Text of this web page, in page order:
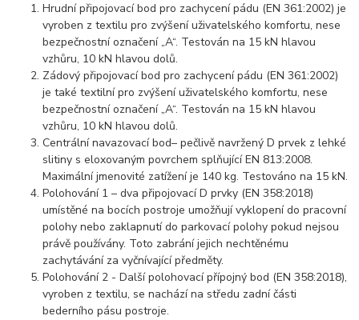
Hrudní připojovací bod pro zachycení pádu (EN 361:2002) je
vyroben z textilu pro zvýšení uživatelského komfortu, nese
bezpečnostní označení „A“. Testován na 15 kN hlavou
vzhůru, 10 kN hlavou dolů.
Zádový připojovací bod pro zachycení pádu (EN 361:2002)
je také textilní pro zvýšení uživatelského komfortu, nese
bezpečnostní označení „A“. Testován na 15 kN hlavou
vzhůru, 10 kN hlavou dolů.
Centrální navazovací bod– pečlivě navržený D prvek z lehké
slitiny s eloxovaným povrchem splňující EN 813:2008.
Maximální jmenovité zatížení je 140 kg. Testováno na 15 kN.
Polohování 1 – dva připojovací D prvky (EN 358:2018)
umístěné na bocích postroje umožňují vyklopení do pracovní
polohy nebo zaklapnutí do parkovací polohy pokud nejsou
právě používány. Toto zabrání jejich nechtěnému
zachytávání za vyčnívající předměty.
Polohování 2 - Další polohovací přípojný bod (EN 358:2018),
vyroben z textilu, se nachází na středu zadní části
bederního pásu postroje.